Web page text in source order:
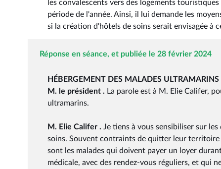
les convalescents vers des logements
période de l'année. Ainsi, il lui demande les
si la création d'hôtels de soins serait envisagée à
Réponse en séance, et publiée le 28 février 2024
HÉBERGEMENT DES MALADES ULTRAMARINS
M. le président . La parole est à M. Elie Califer,
ultramarins.
M. Elie Califer . Je tiens à vous sensibiliser sur
soins. Souvent contraints de quitter leur territoire
sont les malades qui doivent payer un loyer
médicale, avec des rendez-vous réguliers, et qui